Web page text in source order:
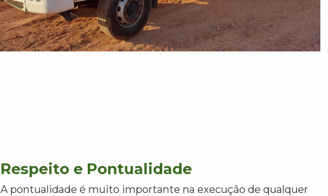
Respeito e Pontualidade
A pontualidade é muito importante na execução de qualquer